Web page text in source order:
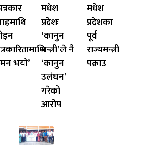
भयो’
मधेश
प्रदेशः
‘कानुन
मन्त्री’ले नै
‘कानुन
उलंघन’
गरेको
आरोप
मधेश
प्रदेशका
पूर्व
राज्यमन्त्री
पक्राउ